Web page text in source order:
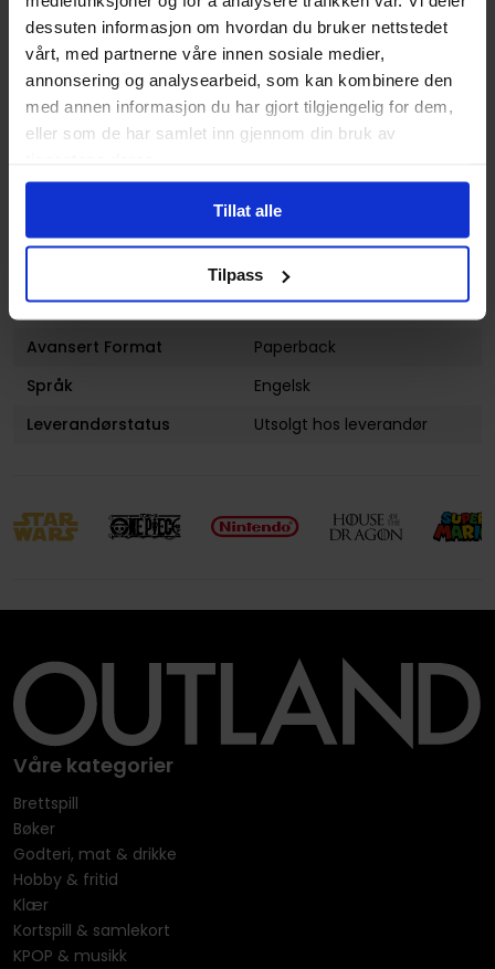
dessuten informasjon om hvordan du bruker nettstedet
vårt, med partnerne våre innen sosiale medier,
annonsering og analysearbeid, som kan kombinere den
med annen informasjon du har gjort tilgjengelig for dem,
eller som de har samlet inn gjennom din bruk av
Tillat alle
Tilpass
Sjanger
Superhelt
Illustratør
Andy Kubert
Antall Sider
280
Utgiver
Marvel Comics
Volum
Voksen
Illustrasjoner
1 Illustrations
Avansert Format
Paperback
Språk
Engelsk
Leverandørstatus
Utsolgt hos leverandør
Våre kategorier
Brettspill
Bøker
Godteri, mat & drikke
Hobby & fritid
Klær
Kortspill & samlekort
KPOP & musikk